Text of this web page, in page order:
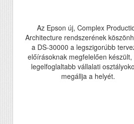
Az Epson új, Complex
Architecture rendszerének
a DS-30000 a legszigorúbb
előírásoknak megfelelően
legelfoglaltabb vállalati
megállja a helyét.